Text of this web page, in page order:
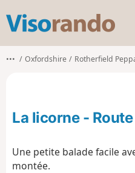
s
o
o
••• Oxfordshire Rotherfield
La licorne - Route
Une petite balade facile
montée.